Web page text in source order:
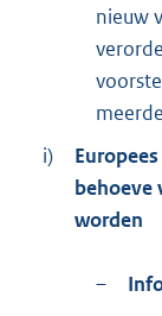
nieuw
i)
behoeve
worden
–